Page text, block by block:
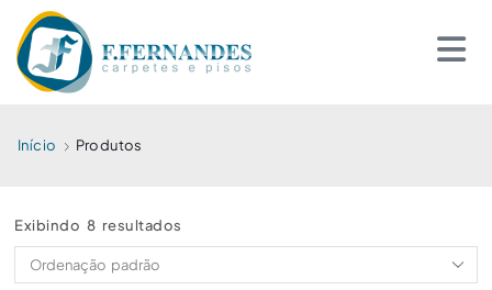
Início Produtos
Exibindo 8 resultados